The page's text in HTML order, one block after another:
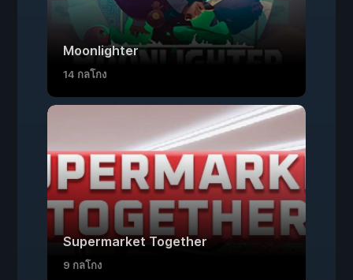
Moonlighter
14 กลโกง
Supermarket Together
9 กลโกง